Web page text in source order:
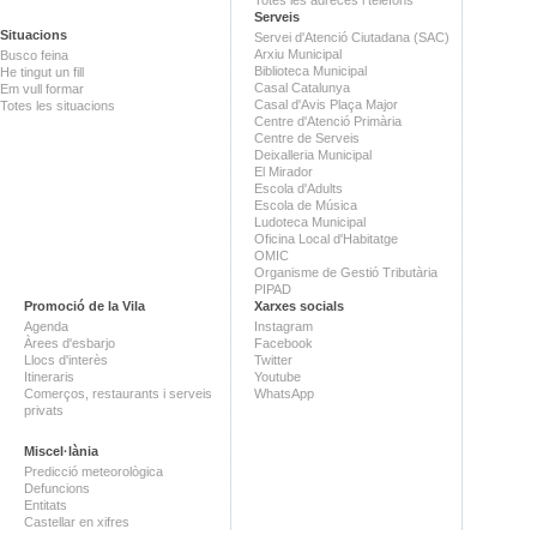
Situacions
Busco feina
He tingut un fill
Em vull formar
Totes les situacions
Serveis
Servei d'Atenció Ciutadana (SAC)
Arxiu Municipal
Biblioteca Municipal
Casal Catalunya
Casal d'Avis Plaça Major
Centre d'Atenció Primària
Centre de Serveis
Deixalleria Municipal
El Mirador
Escola d'Adults
Escola de Música
Ludoteca Municipal
Oficina Local d'Habitatge
OMIC
Organisme de Gestió Tributària
PIPAD
Promoció de la Vila
Agenda
Àrees d'esbarjo
Llocs d'interès
Itineraris
Comerços, restaurants i serveis
privats
Miscel·lània
Predicció meteorològica
Defuncions
Entitats
Castellar en xifres
Xarxes socials
Instagram
Facebook
Twitter
Youtube
WhatsApp